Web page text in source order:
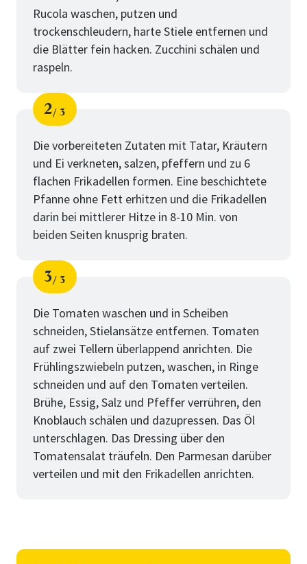
Rucola waschen, putzen und
trockenschleudern, harte Stiele entfernen und
die Blätter fein hacken. Zucchini schälen und
raspeln.
Schritt
2
von
3
Die vorbereiteten Zutaten mit Tatar, Kräutern
und Ei verkneten, salzen, pfeffern und zu 6
flachen Frikadellen formen. Eine beschichtete
Pfanne ohne Fett erhitzen und die Frikadellen
darin bei mittlerer Hitze in 8-10 Min. von
beiden Seiten knusprig braten.
Schritt
3
von
3
Die Tomaten waschen und in Scheiben
schneiden, Stielansätze entfernen. Tomaten
auf zwei Tellern überlappend anrichten. Die
Frühlingszwiebeln putzen, waschen, in Ringe
schneiden und auf den Tomaten verteilen.
Brühe, Essig, Salz und Pfeffer verrühren, den
Knoblauch schälen und dazupressen. Das Öl
unterschlagen. Das Dressing über den
Tomatensalat träufeln. Den Parmesan darüber
verteilen und mit den Frikadellen anrichten.